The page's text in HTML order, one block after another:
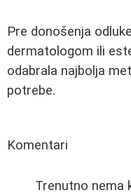
Pre donošenja
dermatologom ili
odabrala najbolja
potrebe.
Komentari
Trenutno nema